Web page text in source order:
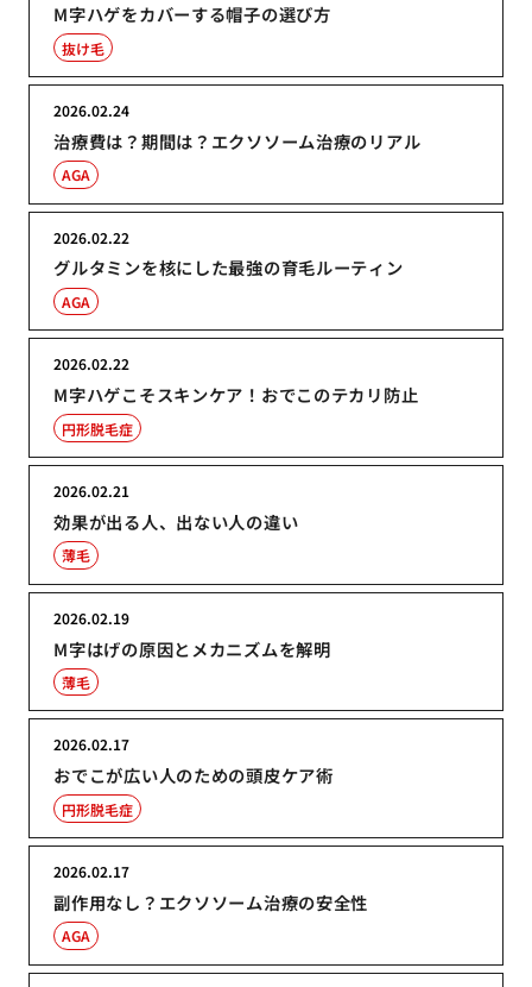
M字ハゲをカバーする帽子の選び方
抜け毛
治療費は？期間は？エクソソーム治療のリアル
2026.02.24
AGA
グルタミンを核にした最強の育毛ルーティン
2026.02.22
AGA
M字ハゲこそスキンケア！おでこのテカリ防止
2026.02.22
円形脱毛症
効果が出る人、出ない人の違い
2026.02.21
薄毛
M字はげの原因とメカニズムを解明
2026.02.19
薄毛
おでこが広い人のための頭皮ケア術
2026.02.17
円形脱毛症
副作用なし？エクソソーム治療の安全性
2026.02.17
AGA